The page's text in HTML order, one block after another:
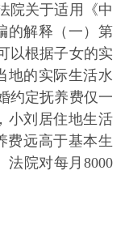
院关于适用《中
的解释（一）第
以根据子女的实
地的实际生活水
约定抚养费仅一
小刘居住地生活
费远高于基本生
法院对每月8000